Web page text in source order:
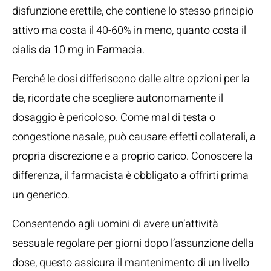
disfunzione erettile, che contiene lo stesso principio
attivo ma costa il 40-60% in meno, quanto costa il
cialis da 10 mg in Farmacia.
Perché le dosi differiscono dalle altre opzioni per la
de, ricordate che scegliere autonomamente il
dosaggio è pericoloso. Come mal di testa o
congestione nasale, può causare effetti collaterali, a
propria discrezione e a proprio carico. Conoscere la
differenza, il farmacista è obbligato a offrirti prima
un generico.
Consentendo agli uomini di avere un’attività
sessuale regolare per giorni dopo l’assunzione della
dose, questo assicura il mantenimento di un livello